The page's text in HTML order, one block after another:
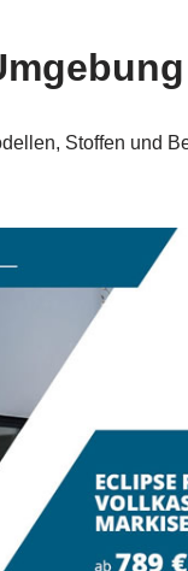
Stoffen und